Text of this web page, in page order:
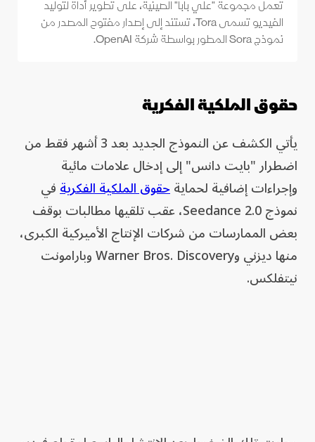
تعمل مجموعة "علي بابا" الصينية، على تطوير أداة لتوليد
الفيديو تسمى Tora، تستند إلى إصدار مفتوح المصدر من
نموذج Sora المطور بواسطة شركة OpenAI.
حقوق الملكية الفكرية
يأتي الكشف عن النموذج الجديد بعد 3 أشهر فقط من
اضطرار "بايت دانس" إلى إدخال علامات مائية
وإجراءات إضافية لحمايةحقوق الملكية الفكريةفي
نموذج Seedance 2.0، عقب تلقيها مطالبات بوقف
بعض الممارسات من شركات الإنتاج الأميركية الكبرى،
منها ديزني وWarner Bros. Discovery وبارامونت
نيتفلكس.